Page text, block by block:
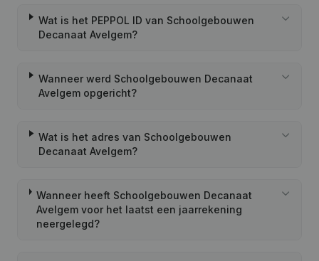
Wat is het PEPPOL ID van Schoolgebouwen
Decanaat Avelgem?
Wanneer werd Schoolgebouwen Decanaat
Avelgem opgericht?
Wat is het adres van Schoolgebouwen
Decanaat Avelgem?
Wanneer heeft Schoolgebouwen Decanaat
Avelgem voor het laatst een jaarrekening
neergelegd?